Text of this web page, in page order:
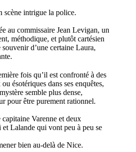
scène intrigue la police.
au commissaire Jean Levigan, un
méthodique, et plutôt cartésien
d’une certaine Laura,
fois qu’il est confronté à des
ésotériques dans ses enquêtes,
semble plus dense,
pour être purement rationnel.
Varenne et deux
Lalande qui vont peu à peu se
bien au-delà de Nice.